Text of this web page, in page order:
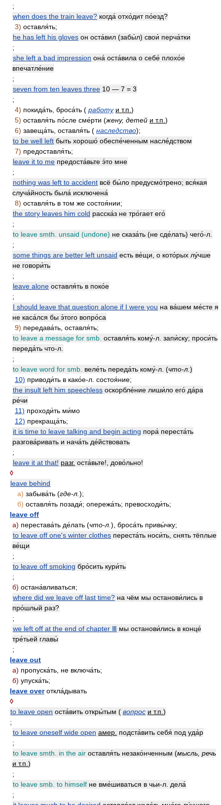
;
when does the train leave? когда́ отхо́дит по́езд?
3) оставля́ть;
he has left his gloves он оста́вил (забы́л) свои́ перча́тки
;
she left a bad impression она́ оста́вила о себе́ плохо́е
впечатле́ние
;
seven from ten leaves three 10 — 7 = 3
;
4) покида́ть, броса́ть ( работу и т.п. )
5) оставля́ть по́сле сме́рти (жену, детей и т.п. )
6) завеща́ть, оставля́ть ( наследство);
to be well left быть хорошо́ обеспе́ченным насле́дством
7) предоставля́ть;
leave it to me предоста́вьте э́то мне
;
nothing was left to accident всё бы́ло предусмо́трено; вся́кая
случа́йность была́ исключена́
8) оставля́ть в том же состоя́нии;
the story leaves him cold расска́з не тро́гает его́
;
to leave smth. unsaid (undone) не сказа́ть (не сде́лать) чего́-л.
;
some things are better left unsaid есть ве́щи, о кото́рых лу́чше
не говори́ть
;
leave alone оставля́ть в поко́е
;
I should leave that question alone if I were you на ва́шем ме́сте я
не каса́лся бы э́того вопро́са
9) передава́ть, оставля́ть;
to leave a message for smb. оставля́ть кому́-л. запи́ску; проси́ть
переда́ть что-л.
;
to leave word for smb. веле́ть переда́ть кому́-л. (что-л. )
10) приводи́ть в како́е-л. состоя́ние;
the insult left him speechless оскорбле́ние лиши́ло его́ да́ра
ре́чи
11) проходи́ть ми́мо
12) прекраща́ть;
it is time to leave talking and begin acting пора́ переста́ть
разгова́ривать и нача́ть де́йствовать
;
leave it at that! разг. оста́вьте!, дово́льно!
◊
leave behind
а) забыва́ть (где-л. );
б) оставля́ть позади́; опережа́ть; превосходи́ть;
leave off
а) перестава́ть де́лать (что-л. ), броса́ть привы́чку;
to leave off one's winter clothes переста́ть носи́ть, снять тёплые
ве́щи
;
to leave off smoking бро́сить кури́ть
;
б) остана́вливаться;
where did we leave off last time? на чём мы останови́лись в
про́шлый раз?
;
we left off at the end of chapter Ⅲ мы останови́лись в конце́
тре́тьей главы́
;
leave out
а) пропуска́ть, не включа́ть;
б) упуска́ть;
leave overоткла́дывать
◊
to leave open оста́вить откры́тым ( вопрос и т.п. )
;
to leave oneself wide open амер. подста́вить себя́ под уда́р
;
to leave smth. in the air оставля́ть незако́нченным (мысль, речь
и т.п. )
;
to leave smb. to himself не вме́шиваться в чьи-л. дела́
;